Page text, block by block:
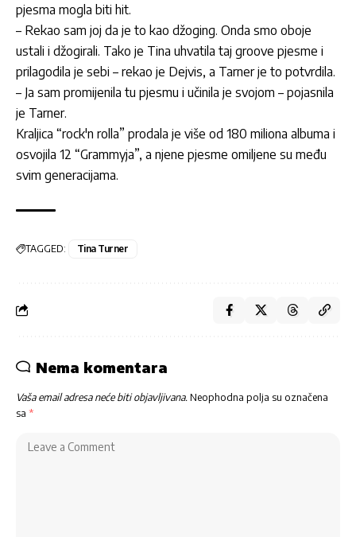
pjesma mogla biti hit.
– Rekao sam joj da je to kao džoging. Onda smo oboje
ustali i džogirali. Tako je Tina uhvatila taj groove pjesme i
prilagodila je sebi – rekao je Dejvis, a Tarner je to potvrdila.
– Ja sam promijenila tu pjesmu i učinila je svojom – pojasnila
je Tarner.
Kraljica “rock'n rolla” prodala je više od 180 miliona albuma i
osvojila 12 “Grammyja”, a njene pjesme omiljene su među
svim generacijama.
TAGGED: Tina Turner
Nema komentara
Vaša email adresa neće biti objavljivana. Neophodna polja su označena
sa *